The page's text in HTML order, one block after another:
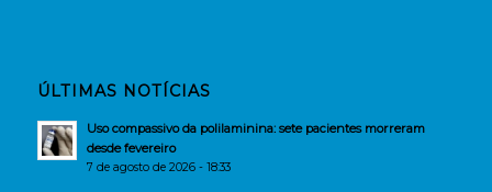
ÚLTIMAS NOTÍCIAS
Uso compassivo da polilaminina: sete pacientes morreram
desde fevereiro
7 de agosto de 2026 - 18:33